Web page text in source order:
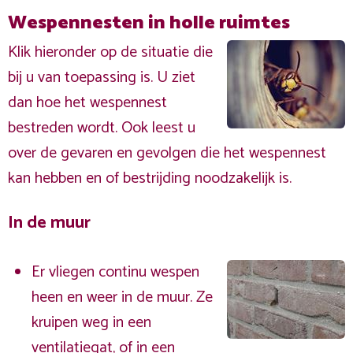
Wespennesten in holle ruimtes
Klik hieronder op de situatie die
bij u van toepassing is. U ziet
dan hoe het wespennest
bestreden wordt. Ook leest u
over de gevaren en gevolgen die het wespennest
kan hebben en of bestrijding noodzakelijk is.
In de muur
Er vliegen continu wespen
heen en weer in de muur. Ze
kruipen weg in een